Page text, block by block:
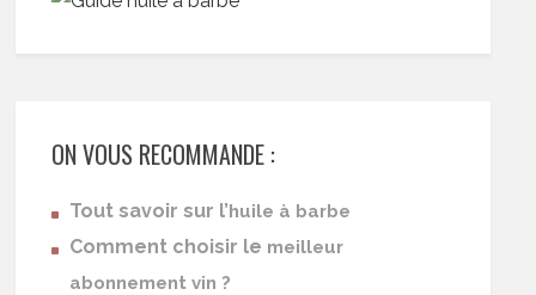
ON VOUS RECOMMANDE :
Tout savoir sur l’huile à barbe
Comment choisir le meilleur
abonnement vin ?